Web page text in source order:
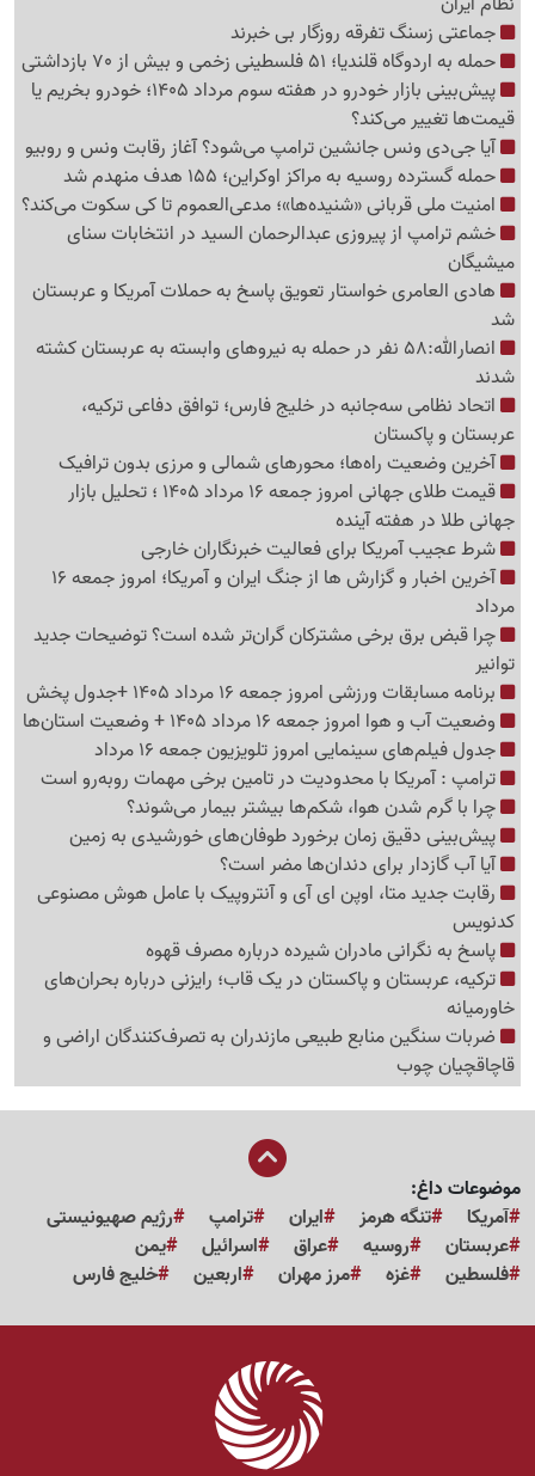
جماعتی زسنگ تفرقه روزگار بی خبرند
حمله به اردوگاه قلندیا؛ 51 فلسطینی زخمی و بیش از 70 بازداشتی
پیش‌بینی بازار خودرو در هفته سوم مرداد 1405؛ خودرو بخریم یا
قیمت‌ها تغییر می‌کند؟
آیا جی‌دی ونس جانشین ترامپ می‌شود؟ آغاز رقابت ونس و روبیو
حمله گسترده روسیه به مراکز اوکراین؛ 155 هدف منهدم شد
امنیت ملی قربانی «شنیده‌ها»؛ مدعی‌العموم تا کی سکوت می‌کند؟
خشم ترامپ از پیروزی عبدالرحمان السید در انتخابات سنای
میشیگان
هادی العامری خواستار تعویق پاسخ به حملات آمریکا و عربستان
شد
انصارالله:58 نفر در حمله به نیروهای وابسته به عربستان کشته
شدند
اتحاد نظامی سه‌جانبه در خلیج فارس؛ توافق دفاعی ترکیه،
عربستان و پاکستان
آخرین وضعیت راه‌ها؛ محورهای شمالی و مرزی بدون ترافیک
قیمت طلای جهانی امروز جمعه 16 مرداد 1405 ؛ تحلیل بازار
جهانی طلا در هفته آینده
شرط عجیب آمریکا برای فعالیت خبرنگاران خارجی
آخرین اخبار و گزارش ها از جنگ ایران و آمریکا؛ امروز جمعه 16
مرداد
چرا قبض برق برخی مشترکان گران‌تر شده است؟ توضیحات جدید
توانیر
برنامه مسابقات ورزشی امروز جمعه 16 مرداد 1405 +جدول پخش
وضعیت آب و هوا امروز جمعه 16 مرداد 1405 + وضعیت استان‌ها
جدول فیلم‌های سینمایی امروز تلویزیون جمعه 16 مرداد
ترامپ : آمریکا با محدودیت در تامین برخی مهمات روبه‌رو است
چرا با گرم شدن هوا، شکم‌ها بیشتر بیمار می‌شوند؟
پیش‌بینی دقیق زمان برخورد طوفان‌های خورشیدی به زمین
آیا آب گازدار برای دندان‌ها مضر است؟
رقابت جدید متا، اوپن ای آی و آنتروپیک با عامل هوش مصنوعی
کدنویس
پاسخ به نگرانی مادران شیرده درباره مصرف قهوه
ترکیه، عربستان و پاکستان در یک قاب؛ رایزنی درباره بحران‌های
خاورمیانه
ضربات سنگین منابع طبیعی مازندران به تصرف‌کنندگان اراضی و
قاچاقچیان چوب
موضوعات داغ:
آمریکا
تنگه هرمز ایران ترامپ
رژیم صهیونیستی
عربستان
روسیه عراق اسرائیل
یمن
فلسطین
غزه مرز مهران اربعین خلیج فارس